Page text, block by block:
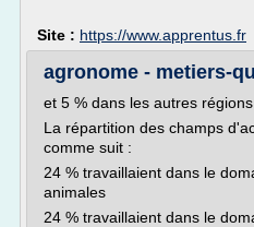
Site : https://www.apprentus.fr
agronome - metiers-
et 5 % dans les autres
La répartition des champs
comme suit :
24 % travaillaient dans le
animales
24 % travaillaient dans le